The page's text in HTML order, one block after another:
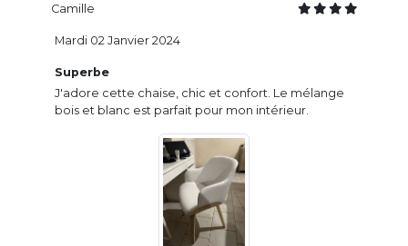
Camille
Superbe
J'adore cette chaise, chic et confort. Le mélange
bois et blanc est parfait pour mon intérieur.
Mardi 02 Janvier 2024